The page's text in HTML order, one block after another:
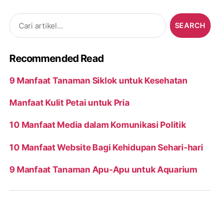
Search
for:
Recommended Read
9 Manfaat Tanaman Siklok untuk Kesehatan
Manfaat Kulit Petai untuk Pria
10 Manfaat Media dalam Komunikasi Politik
10 Manfaat Website Bagi Kehidupan Sehari-hari
9 Manfaat Tanaman Apu-Apu untuk Aquarium